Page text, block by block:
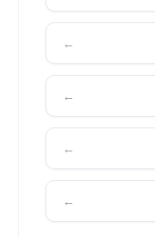
←
←
←
←